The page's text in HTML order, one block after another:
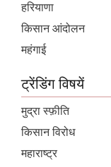
हरियाणा
किसान आंदोलन
महंगाई
ट्रेंडिंग विषयें
मुद्रा स्फ़ीति
किसान विरोध
महाराष्ट्र